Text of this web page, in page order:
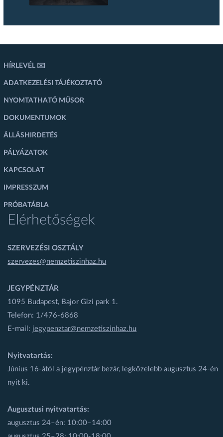
HÍRLEVÉL ✉️
ADATKEZELÉSI TÁJÉKOZTATÓ
NYOMTATHATÓ MŰSOR
DOKUMENTUMOK
ÁLLÁSHIRDETÉS
PÁLYÁZATOK
KAPCSOLAT
IMPRESSZUM
PRÓBATÁBLA
Elérhetőségek
SZERVEZÉSI OSZTÁLY
szervezes@nemzetiszinhaz.hu
JEGYPÉNZTÁR
1095 Budapest, Bajor Gizi park 1.
Telefon: 1/476-6868
E-mail: jegypenztar@nemzetiszinhaz.hu
Nyitvatartás:
Június 16-ától a jegypénztár bezár, legközelebb augusztus 24-én
nyit ki.
Augusztusi nyitvatartás:
augusztus 24–én: 10:00–14:00